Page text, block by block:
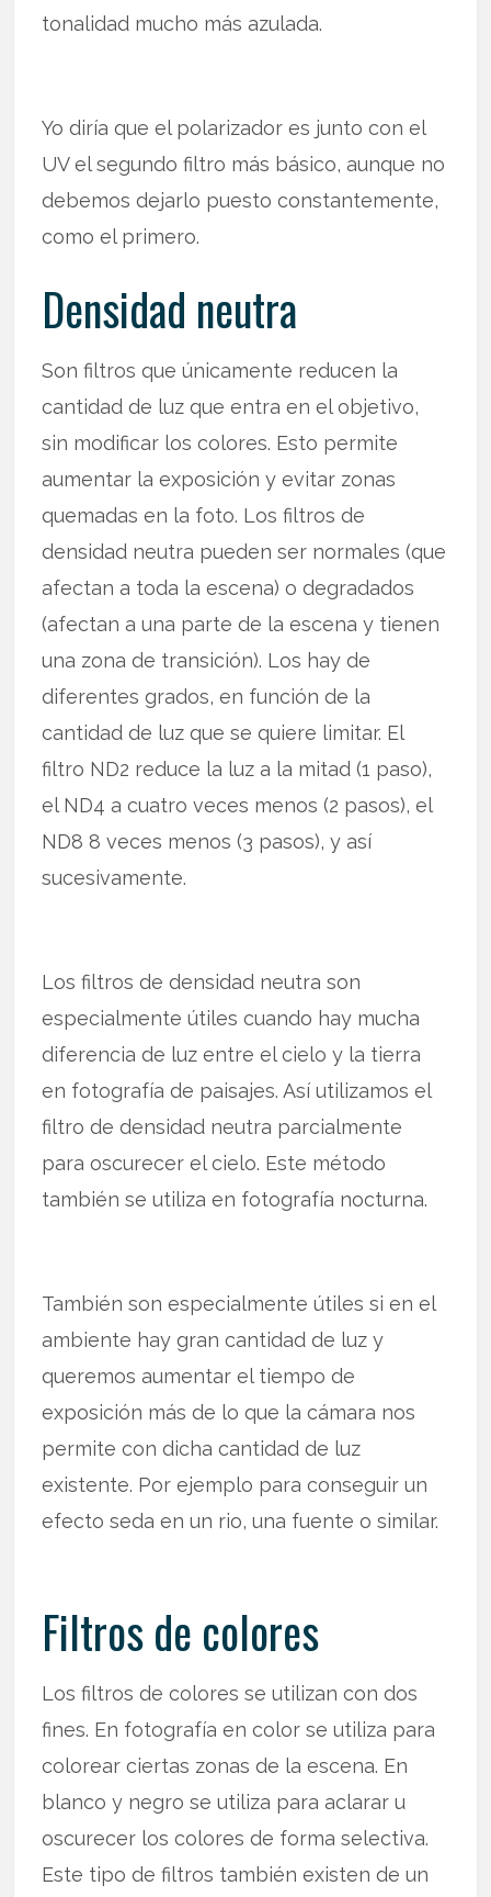
tonalidad mucho más azulada.
Yo diría que el polarizador es junto con el
UV el segundo filtro más básico, aunque no
debemos dejarlo puesto constantemente,
como el primero.
Densidad neutra
Son filtros que únicamente reducen la
cantidad de luz que entra en el objetivo,
sin modificar los colores. Esto permite
aumentar la exposición y evitar zonas
quemadas en la foto. Los filtros de
densidad neutra pueden ser normales (que
afectan a toda la escena) o degradados
(afectan a una parte de la escena y tienen
una zona de transición). Los hay de
diferentes grados, en función de la
cantidad de luz que se quiere limitar. El
filtro ND2 reduce la luz a la mitad (1 paso),
el ND4 a cuatro veces menos (2 pasos), el
ND8 8 veces menos (3 pasos), y así
sucesivamente.
Los filtros de densidad neutra son
especialmente útiles cuando hay mucha
diferencia de luz entre el cielo y la tierra
en fotografía de paisajes. Así utilizamos el
filtro de densidad neutra parcialmente
para oscurecer el cielo. Este método
también se utiliza en fotografía nocturna.
También son especialmente útiles si en el
ambiente hay gran cantidad de luz y
queremos aumentar el tiempo de
exposición más de lo que la cámara nos
permite con dicha cantidad de luz
existente. Por ejemplo para conseguir un
efecto seda en un rio, una fuente o similar.
Filtros de colores
Los filtros de colores se utilizan con dos
fines. En fotografía en color se utiliza para
colorear ciertas zonas de la escena. En
blanco y negro se utiliza para aclarar u
oscurecer los colores de forma selectiva.
Este tipo de filtros también existen de un